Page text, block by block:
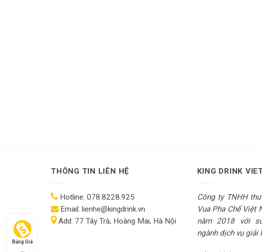
THÔNG TIN LIÊN HỆ
Hotline: 078.8228.925
Email: lienhe@kingdrink.vn
Add: 77 Tây Trà, Hoàng Mai, Hà Nội
KING DRINK
Công ty TNHH
Vua Pha Chế Việt
năm 2018 với
ngành dịch vụ giải
Bảng Giá